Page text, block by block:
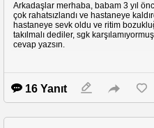
Arkadaşlar merhaba, babam 3 yıl
çok rahatsızlandı ve hastaneye
hastaneye sevk oldu ve ritim
takılmalı dediler, sgk
cevap yazsın.
16 Yanıt